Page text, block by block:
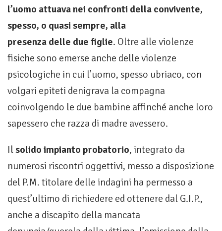
l’uomo attuava nei confronti della convivente,
spesso, o quasi sempre, alla
presenza delle due figlie. Oltre alle violenze
fisiche sono emerse anche delle violenze
psicologiche in cui l’uomo, spesso ubriaco, con
volgari epiteti denigrava la compagna
coinvolgendo le due bambine affinché anche loro
sapessero che razza di madre avessero.
Ilsolido impianto probatorio, integrato da
numerosi riscontri oggettivi, messo a disposizione
del P.M. titolare delle indagini ha permesso a
quest’ultimo di richiedere ed ottenere dal G.I.P.,
anche a discapito della mancata